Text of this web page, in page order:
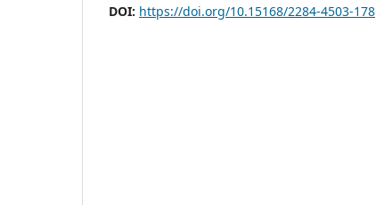
DOI: https://doi.org/10.15168/2284-4503-178